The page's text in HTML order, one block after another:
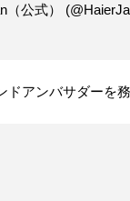
公式）
ドアンバサダーを